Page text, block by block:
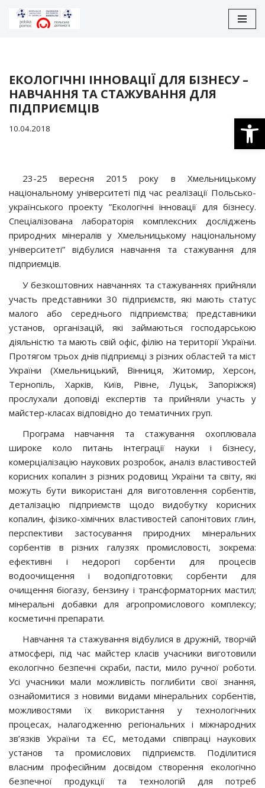
Перейти
ЕКОЛОГІЧНІ ІННОВАЦІЇ ДЛЯ БІЗНЕСУ –
НАВЧАННЯ ТА СТАЖУВАННЯ ДЛЯ
ПІДПРИЄМЦІВ
10.04.2018
23-25 вересня 2015 року в Хмельницькому
національному університеті під час реалізації Польсько-
українського проекту ”Екологічні інновації для бізнесу.
Спеціалізована лабораторія комплексних досліджень
природних мінералів у Хмельницькому національному
університеті” відбулися навчання та стажування для
підприємців.
У безкоштовних навчаннях та стажуваннях прийняли
участь представники 30 підприємств, які мають статус
малого або середнього підприємства; представники
установ, організацій, які займаються господарською
діяльністю та мають свій офіс, філію на території України.
Протягом трьох днів підприємці з різних областей та міст
України (Хмельницький, Вінниця, Житомир, Херсон,
Тернопіль, Харків, Київ, Рівне, Луцьк, Запоріжжя)
прослухали доповіді експертів та прийняли участь у
майстер-класах відповідно до тематичних груп.
Програма навчання та стажування охоплювала
широке коло питань інтеграції науки і бізнесу,
комерціалізацію наукових розробок, аналіз властивостей
корисних копалин з різних родовищ України та світу, які
можуть бути використані для виготовлення сорбентів,
деталізацію підприємств щодо видобутку корисних
копалин, фізико-хімічних властивостей сапонітових глин,
перспективи застосування природних мінеральних
сорбентів в різних галузях промисловості, зокрема:
ефективні і недорогі сорбенти для процесів
водоочищення і водопідготовки; сорбенти для
очищення біогазу, бензину і трансформаторних мастил;
мінеральні добавки для агропромислового комплексу;
косметичні препарати.
Навчання та стажування відбулися в дружній, творчій
атмосфері, під час майстер класів учасники виготовили
екологічно безпечні скраби, пасти, мило ручної роботи.
Усі учасники мали можливість поглибити свої знання,
ознайомитися з новими видами мінеральних сорбентів,
можливостями їх використання у технологічних
процесах, налагодженню регіональних і міжнародних
зв’язків України та ЄС, методами співпраці наукових
установ та промислових підприємств. Поділитися
власним професійним досвідом створення екологічно
безпечної продукції та технологій для потреб